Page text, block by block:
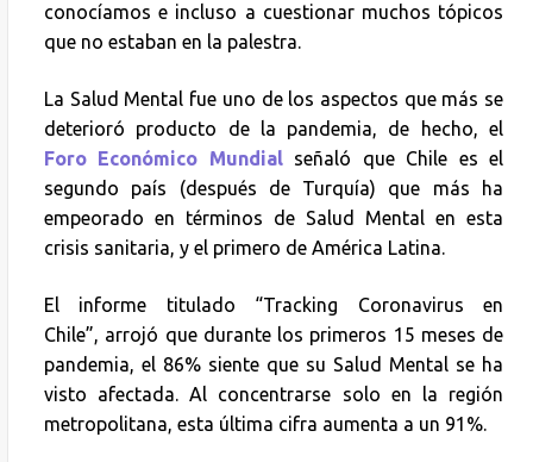
conocíamos e incluso a cuestionar muchos tópicos
que no estaban en la palestra.
La Salud Mental fue uno de los aspectos que más se
deterioró producto de la pandemia, de hecho, el
Foro Económico Mundialseñaló que Chile es el
segundo país (después de Turquía) que más ha
empeorado en términos de Salud Mental en esta
crisis sanitaria, y el primero de América Latina.
El informe titulado “Tracking Coronavirus en
Chile”, arrojó que durante los primeros 15 meses de
pandemia, el 86% siente que su Salud Mental se ha
visto afectada. Al concentrarse solo en la región
metropolitana, esta última cifra aumenta a un 91%.